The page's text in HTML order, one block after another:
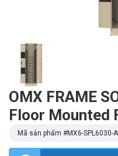
OMX FRAME
Floor Mounted
Mã sản phẩm #MX6-SPL6030-